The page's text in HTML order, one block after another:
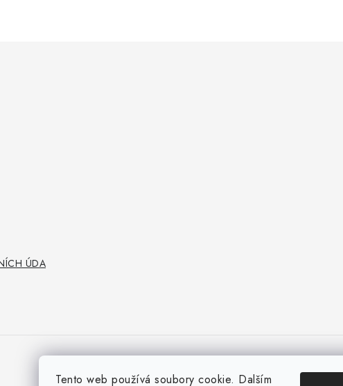
Tento web používá soubory cookie. Dalším
ÚDA